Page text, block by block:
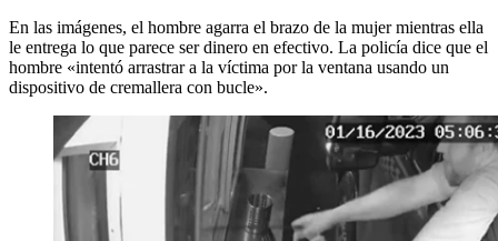
En las imágenes, el hombre agarra el brazo de la mujer mientras ella
le entrega lo que parece ser dinero en efectivo. La policía dice que el
hombre «intentó arrastrar a la víctima por la ventana usando un
dispositivo de cremallera con bucle».